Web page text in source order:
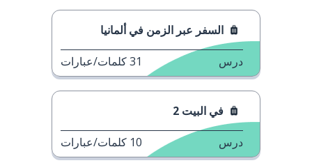
السفر عبر الزمن في ألمانيا
درس 31كلمات/عبارات
في البيت 2
درس 10 كلمات/عبارات